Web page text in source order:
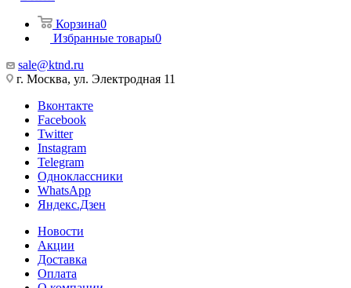
Корзина0
Избранные товары0
sale@ktnd.ru
г. Москва, ул. Электродная 11
Вконтакте
Facebook
Twitter
Instagram
Telegram
Одноклассники
WhatsApp
Яндекс.Дзен
Новости
Акции
Доставка
Оплата